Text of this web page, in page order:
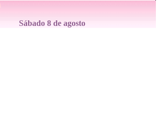
Sábado 8 de agosto